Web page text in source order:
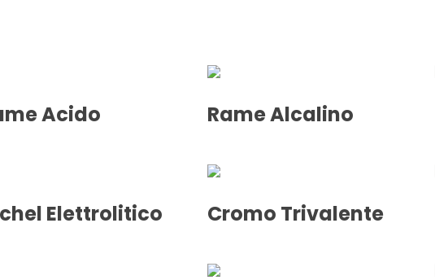
Acido Rame Alcalino
Elettrolitico Cromo Trivalente